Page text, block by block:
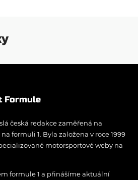
Formule
česká redakce zaměřená na
formuli 1. Byla založena v roce 1999
motorsportové weby na
formule 1 a přinášíme aktuální